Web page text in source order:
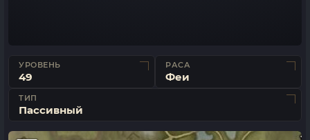
УРОВЕНЬ
49
РАСА
Феи
ТИП
Пассивный